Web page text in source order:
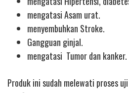
mengatasi Asam urat.
menyembuhkan Stroke.
Gangguan ginjal.
mengatasi Tumor dan kanker.
Produk ini sudah melewati proses